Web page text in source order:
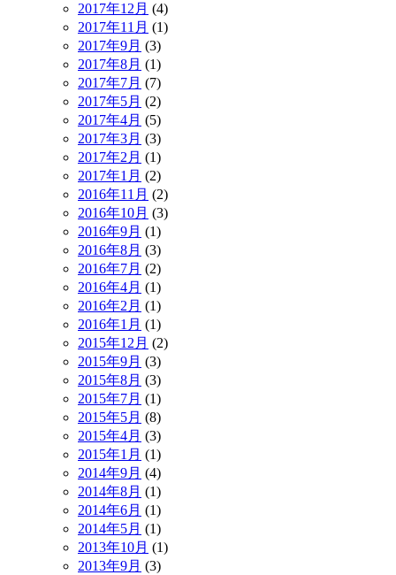
2017年12月 (4)
2017年11月 (1)
2017年9月 (3)
2017年8月 (1)
2017年7月 (7)
2017年5月 (2)
2017年4月 (5)
2017年3月 (3)
2017年2月 (1)
2017年1月 (2)
2016年11月 (2)
2016年10月 (3)
2016年9月 (1)
2016年8月 (3)
2016年7月 (2)
2016年4月 (1)
2016年2月 (1)
2016年1月 (1)
2015年12月 (2)
2015年9月 (3)
2015年8月 (3)
2015年7月 (1)
2015年5月 (8)
2015年4月 (3)
2015年1月 (1)
2014年9月 (4)
2014年8月 (1)
2014年6月 (1)
2014年5月 (1)
2013年10月 (1)
2013年9月 (3)